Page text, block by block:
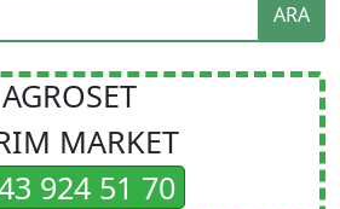
ARA
AGROSET
MARKET
924 51 70